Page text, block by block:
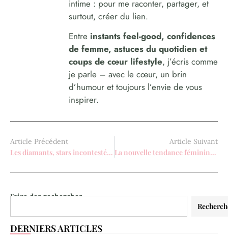
Faire des recherches
DERNIERS ARTICLES
intime : pour me raconter, partager, et
surtout, créer du lien.
Entre instants feel-good, confidences
de femme, astuces du quotidien et
coups de cœur lifestyle, j’écris comme
je parle – avec le cœur, un brin
d’humour et toujours l’envie de vous
inspirer.
Article Précédent
Les diamants, stars incontestées des bagues de mariage !
Article Suivant
La nouvelle tendance féminine : les traiteurs japonais pour soirées entre filles